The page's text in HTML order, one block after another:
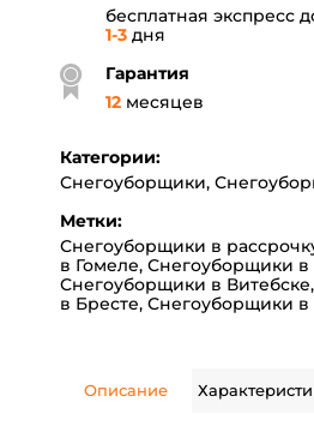
бесплатная экспресс
1-3 дня
Гарантия
12 месяцев
Категории:
Снегоуборщики,
Метки:
Снегоуборщики в
в Гомеле, Снегоуборщики в
Снегоуборщики в Витебске,
в Бресте, Снегоуборщики в
Описание